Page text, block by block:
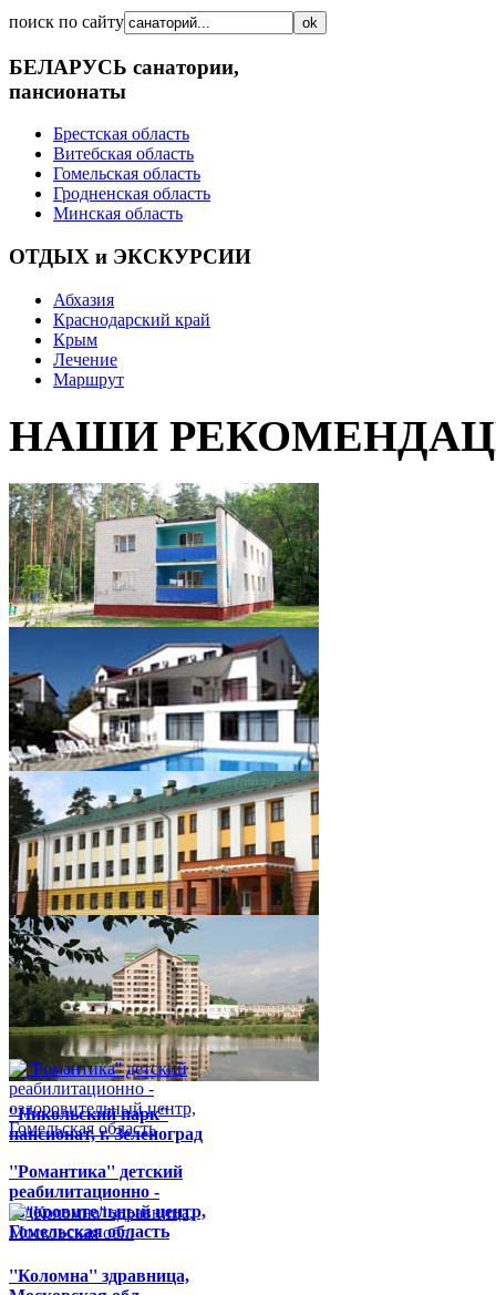
поиск по сайту
БЕЛАРУСЬ санатории,
пансионаты
Брестская область
Витебская область
Гомельская область
Гродненская область
Минская область
ОТДЫХ и ЭКСКУРСИИ
Абхазия
Краснодарский край
Крым
Лечение
Маршрут
НАШИ
''Качье'' детский
реабилитационно -
оздоровительный центр,
Гомельская область
''Фея-1'' пансионат, к.з.
Джемете г. Анапа
''Жемчужина'' детский
реабилитационно -
оздоровительный центр,
Витебская область
''Никольский парк''
пансионат, г. Зеленоград
''Романтика'' детский
реабилитационно -
оздоровительный центр,
Гомельская область
''Коломна'' здравница,